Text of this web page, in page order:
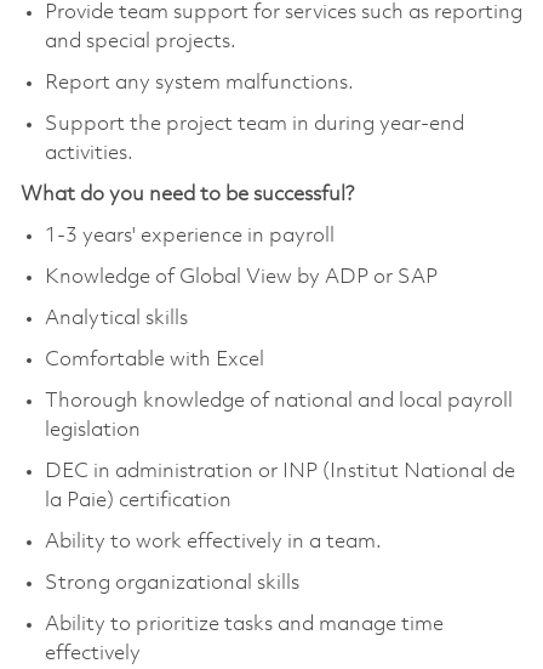
Provide team support for services such as reporting
and special projects.
Report any system malfunctions.
Support the project team in during year-end
activities.
What do you need to be successful?
1-3 years' experience in payroll
Knowledge of Global View by ADP or SAP
Analytical skills
Comfortable with Excel
Thorough knowledge of national and local payroll
legislation
DEC in administration or INP (Institut National de
la Paie) certification
Ability to work effectively in a team.
Strong organizational skills
Ability to prioritize tasks and manage time
effectively